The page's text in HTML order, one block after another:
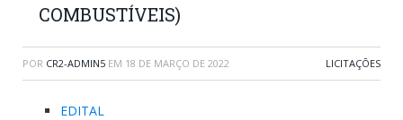
COMBUSTÍVEIS)
POR CR2-ADMIN5 EM 18 DE MARÇO DE 2022 LICITAÇÕES
EDITAL